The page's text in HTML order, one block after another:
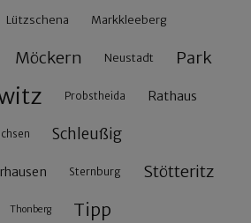
Lützschena Markkleeberg
Möckern Neustadt Park
Probstheida Rathaus
Schleußig
Sternburg Stötteritz
Thonberg Tipp